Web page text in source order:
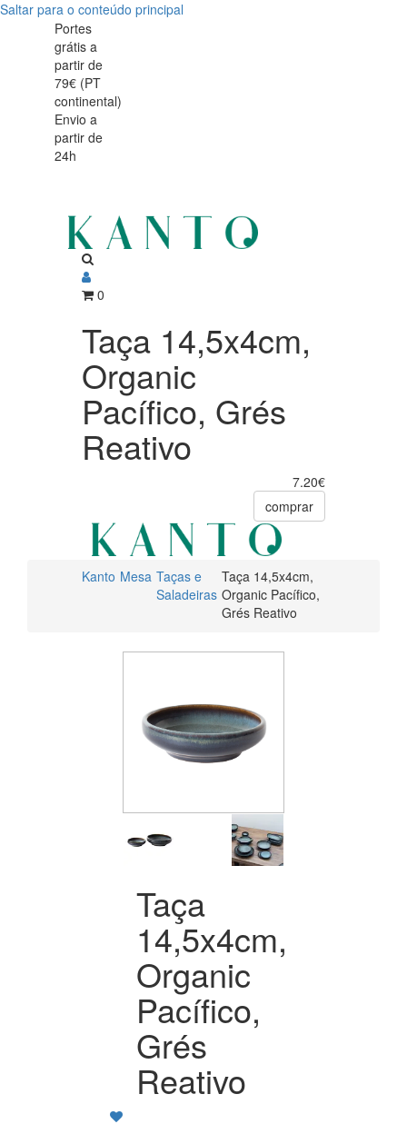
Saltar para o conteúdo principal
Taça
14,5x4cm,
Organic
Pacífico,
Grés
Reativo
Taça
14,5x4cm,
Organic
Pacífico,
Grés
Portes
grátis a
partir de
79€ (PT
continental)
Envio a
partir de
24h
0
Taça 14,5x4cm,
Organic
Pacífico, Grés
Reativo
7.20€
comprar
Kanto Mesa Taças e
Saladeiras
Taça 14,5x4cm,
Organic Pacífico,
Grés Reativo
Taça
14,5x4cm,
Organic
Pacífico,
Grés
Reativo